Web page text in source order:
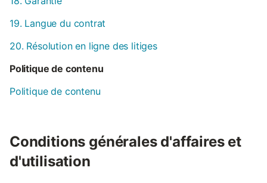
19. Langue du contrat
20. Résolution en ligne des litiges
Politique de contenu
Politique de contenu
Conditions générales d'affaires et
d'utilisation